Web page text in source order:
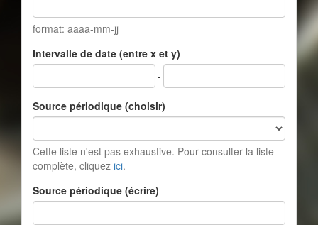
format: aaaa-mm-jj
Intervalle de date (entre x et y)
-
Source périodique (choisir)
Cette liste n'est pas exhaustive. Pour consulter la liste
complète, cliquez ici.
Source périodique (écrire)